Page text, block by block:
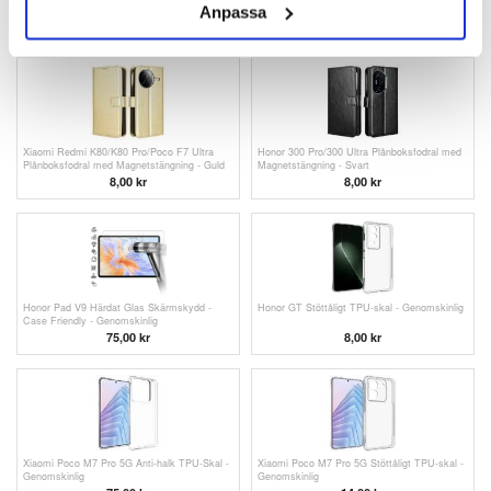
AnpassaPlånboksfodral med Magnetstängning
Xiaomi Redmi K80/K80 Pro/Poco F7 Ultra
Plånboksfodral med Magnetstängning - Guld
8,00 kr
Honor 300 Pro/300 Ultra Plånboksfodral med
Magnetstängning - Svart
8,00 kr
Honor Pad V9 Härdat Glas Skärmskydd -
Case Friendly - Genomskinlig
75,00 kr
Honor GT Stöttåligt TPU-skal - Genomskinlig
8,00 kr
Xiaomi Poco M7 Pro 5G Anti-halk TPU-Skal -
Genomskinlig
Xiaomi Poco M7 Pro 5G Stöttåligt TPU-skal -
Genomskinlig